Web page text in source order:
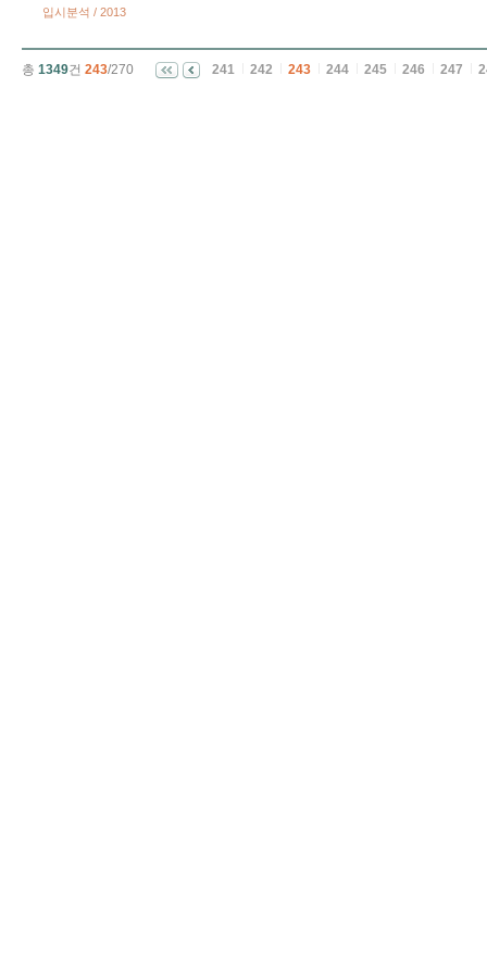
입시분석 / 2013
총 1349건 243/270 241 242 243 244 245 246 247